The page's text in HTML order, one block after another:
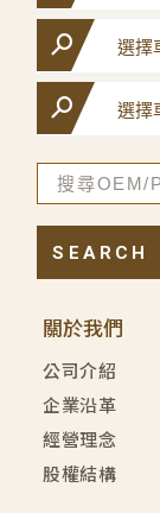
關於我們
公司介紹
企業沿革
經營理念
股權結構
SEARCH